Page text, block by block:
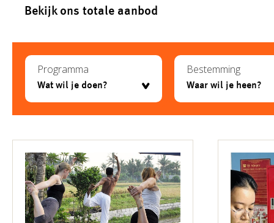
Bekijk ons totale aanbod
Programma
testje
Bestemming